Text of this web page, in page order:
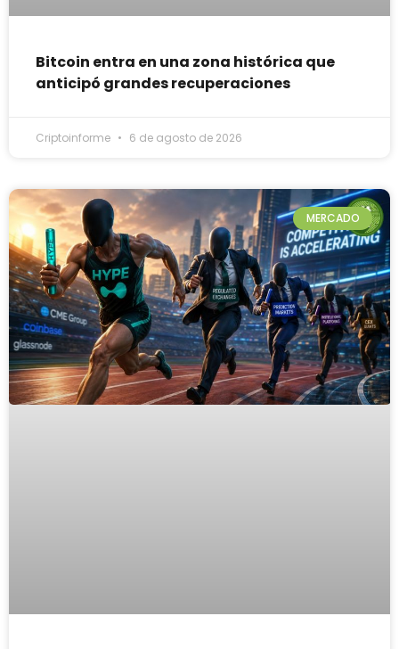
Bitcoin entra en una zona histórica que
anticipó grandes recuperaciones
Criptoinforme 6 de agosto de 2026
MERCADO